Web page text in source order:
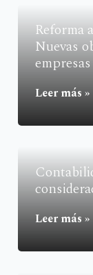
Reforma
Nuevas
empresas
Leer más »
Leer más »